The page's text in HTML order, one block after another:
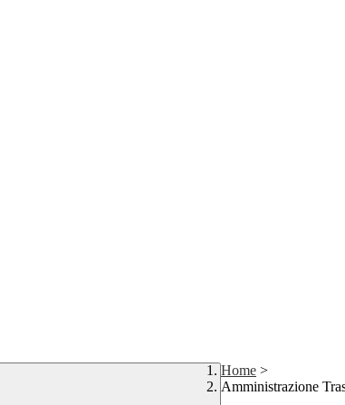
Home >
Amministrazione